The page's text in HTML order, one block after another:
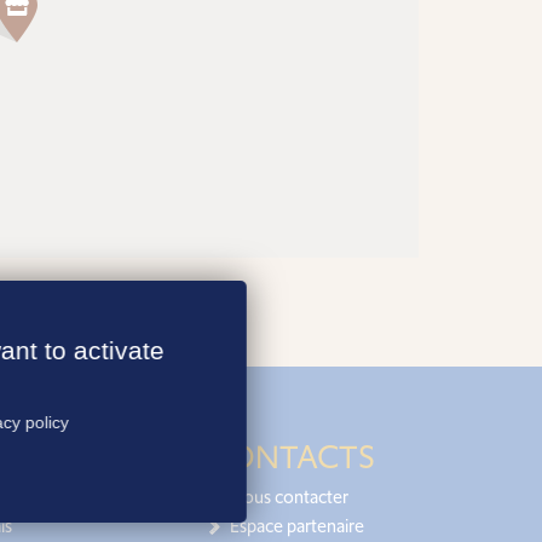
CONTACTS
Nous contacter
Espace partenaire
to activate
policy